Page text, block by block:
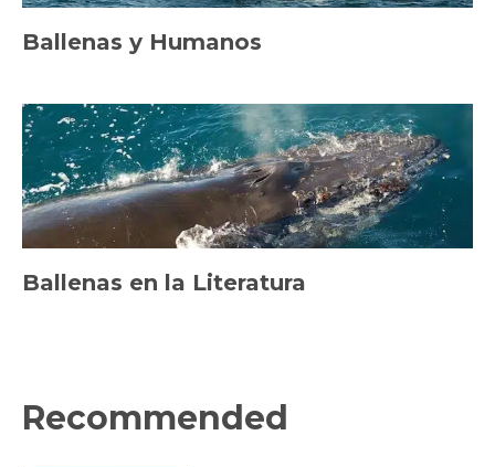
Ballenas y Humanos
Ballenas en la Literatura
Recommended